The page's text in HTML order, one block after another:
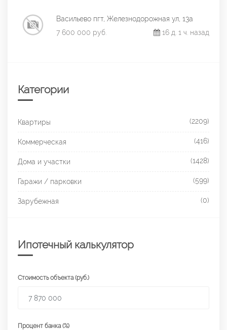
Васильево пгт, Железнодорожная ул, 13а
7 600 000 руб.
16 д. 1 ч. назад
Категории
Квартиры (2209)
Коммерческая (416)
Дома и участки (1428)
Гаражи / парковки (599)
Зарубежная (0)
Ипотечный калькулятор
Стоимость объекта (руб.)
Процент банка (%)